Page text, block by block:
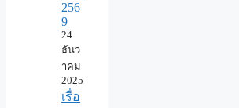
256
9
24
ธันว
าคม
2025
เรื่อ